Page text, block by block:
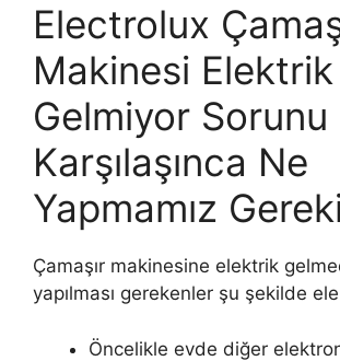
Electrolux
Makinesi Elektrik
Gelmiyor Sorunu
Karşılaşınca Ne
Yapmamız
Çamaşır makinesine elektrik
yapılması gerekenler şu şekilde ele
Öncelikle evde diğer